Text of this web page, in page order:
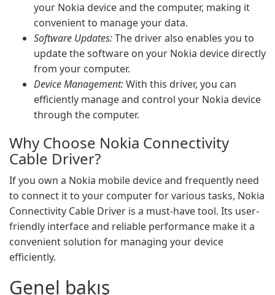
your Nokia device and the computer, making it
convenient to manage your data.
Software Updates:The driver also enables you to
update the software on your Nokia device directly
from your computer.
Device Management:With this driver, you can
efficiently manage and control your Nokia device
through the computer.
Why Choose Nokia Connectivity
Cable Driver?
If you own a Nokia mobile device and frequently need
to connect it to your computer for various tasks, Nokia
Connectivity Cable Driver is a must-have tool. Its user-
friendly interface and reliable performance make it a
convenient solution for managing your device
efficiently.
Genel bakış